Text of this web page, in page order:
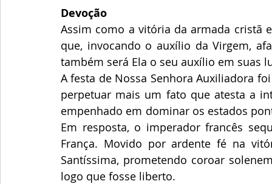
Devoção
Assim como a vitória da armada cristã
que, invocando o auxílio da Virgem,
também será Ela o seu auxílio em suas
A festa de Nossa Senhora Auxiliadora
perpetuar mais um fato que atesta a
empenhado em dominar os estados
Em resposta, o imperador francês
França. Movido por ardente fé na
Santíssima, prometendo coroar
logo que fosse liberto.